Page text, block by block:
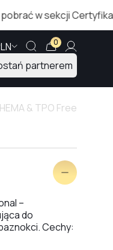
sekcji Certyfikaty!
0
partnerem
& TPO Free
–
do
Cechy: